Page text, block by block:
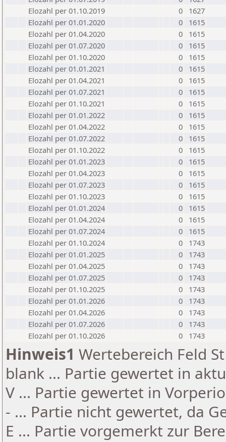
Elozahl per 01.10.2019
0
1627
Elozahl per 01.01.2020
0
1615
Elozahl per 01.04.2020
0
1615
Elozahl per 01.07.2020
0
1615
Elozahl per 01.10.2020
0
1615
Elozahl per 01.01.2021
0
1615
Elozahl per 01.04.2021
0
1615
Elozahl per 01.07.2021
0
1615
Elozahl per 01.10.2021
0
1615
Elozahl per 01.01.2022
0
1615
Elozahl per 01.04.2022
0
1615
Elozahl per 01.07.2022
0
1615
Elozahl per 01.10.2022
0
1615
Elozahl per 01.01.2023
0
1615
Elozahl per 01.04.2023
0
1615
Elozahl per 01.07.2023
0
1615
Elozahl per 01.10.2023
0
1615
Elozahl per 01.01.2024
0
1615
Elozahl per 01.04.2024
0
1615
Elozahl per 01.07.2024
0
1615
Elozahl per 01.10.2024
0
1743
Elozahl per 01.01.2025
0
1743
Elozahl per 01.04.2025
0
1743
Elozahl per 01.07.2025
0
1743
Elozahl per 01.10.2025
0
1743
Elozahl per 01.01.2026
0
1743
Elozahl per 01.04.2026
0
1743
Elozahl per 01.07.2026
0
1743
Elozahl per 01.10.2026
0 1743
Hinweis1 Wertebereich Feld
blank ... Partie gewertet in
V ... Partie gewertet in
- ... Partie nicht gewertet, da
E ... Partie vorgemerkt zur